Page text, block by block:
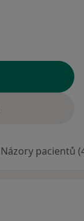
Názory pacientů